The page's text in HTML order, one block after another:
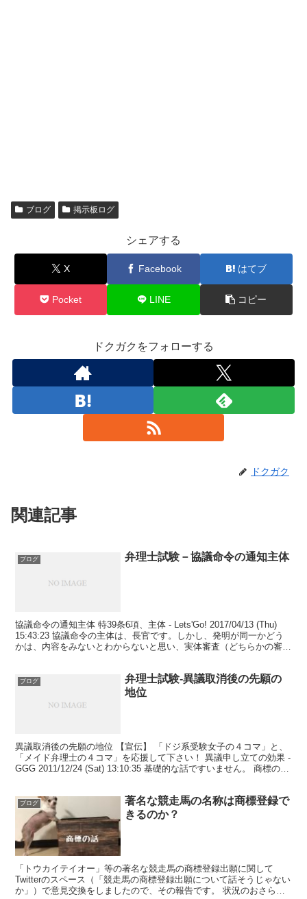
ブログ 掲示板ログ
シェアする
X Facebook はてブ
Pocket LINE コピー
ドクガクをフォローする
ドクガク
関連記事
ブログ 弁理士試験－協議命令の通知主体
協議命令の通知主体 特39条6項、主体 - Lets'Go! 2017/04/13 (Thu)
15:43:23 協議命令の主体は、長官です。しかし、発明が同一かどう
かは、内容をみないとわからないと思い、実体審査（どちらかの審査
ブログ
弁理士試験-異議取消後の先願の
地位
異議取消後の先願の地位 【宣伝】 「ドジ系受験女子の４コマ」と、
「メイド弁理士の４コマ」を応援して下さい！ 異議申し立ての効果 -
GGG 2011/12/24 (Sat) 13:10:35 基礎的な話ですいません。 商標の場
ブログ
著名な競走馬の名称は商標登録で
きるのか？
「トウカイテイオー」等の著名な競走馬の商標登録出願に関して
Twitterのスペース（「競走馬の商標登録出願について話そうじゃない
か」）で意見交換をしましたので、その報告です。 状況のおさらい